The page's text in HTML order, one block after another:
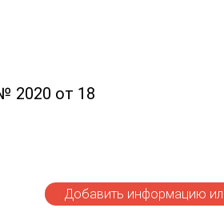
2020 от 18
Добавить информацию